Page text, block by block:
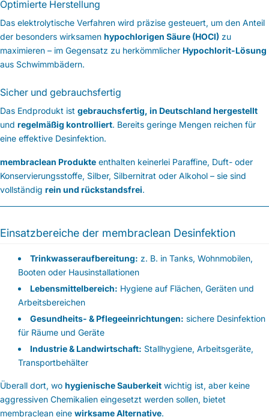
Optimierte Herstellung
Das elektrolytische Verfahren wird präzise gesteuert, um den Anteil
der besonders wirksamen hypochlorigen Säure (HOCl) zu
maximieren – im Gegensatz zu herkömmlicher Hypochlorit-Lösung
aus Schwimmbädern.
Sicher und gebrauchsfertig
Das Endprodukt ist gebrauchsfertig, in Deutschland hergestellt
und regelmäßig kontrolliert. Bereits geringe Mengen reichen für
eine effektive Desinfektion.
membraclean Produkte enthalten keinerlei Paraffine, Duft- oder
Konservierungsstoffe, Silber, Silbernitrat oder Alkohol – sie sind
vollständig rein und rückstandsfrei.
Einsatzbereiche der membraclean Desinfektion
Trinkwasseraufbereitung: z. B. in Tanks, Wohnmobilen,
Booten oder Hausinstallationen
Lebensmittelbereich: Hygiene auf Flächen, Geräten und
Arbeitsbereichen
Gesundheits- & Pflegeeinrichtungen: sichere Desinfektion
für Räume und Geräte
Industrie & Landwirtschaft: Stallhygiene, Arbeitsgeräte,
Transportbehälter
Überall dort, wo hygienische Sauberkeit wichtig ist, aber keine
aggressiven Chemikalien eingesetzt werden sollen, bietet
membraclean eine wirksame Alternative.